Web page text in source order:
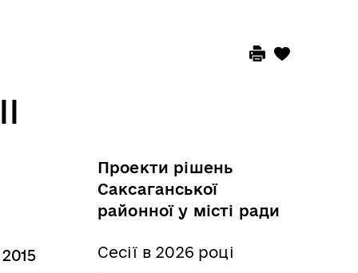
Проекти рішень
Саксаганської
районної у місті ради
Сесії в 2026 році